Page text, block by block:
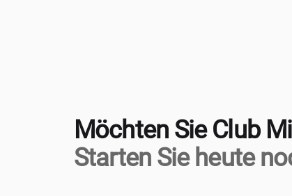
Möchten Sie Club
Starten Sie heute